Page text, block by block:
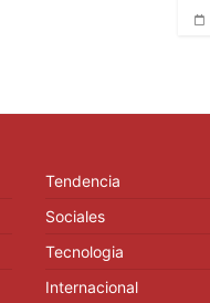
Tendencia
Sociales
Tecnologia
Internacional